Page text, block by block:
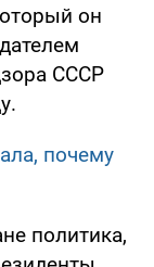
он
СССР
почему
политика,